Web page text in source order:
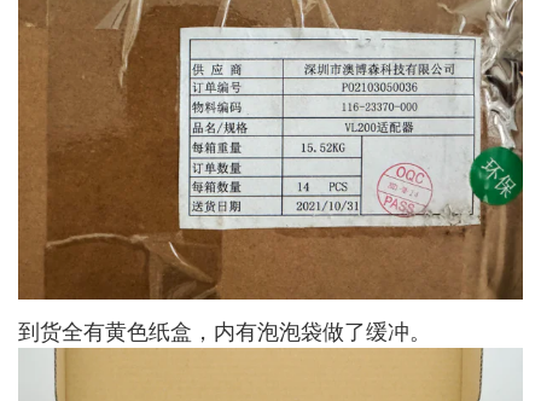
到货全有黄色纸盒，内有泡泡袋做了缓冲。